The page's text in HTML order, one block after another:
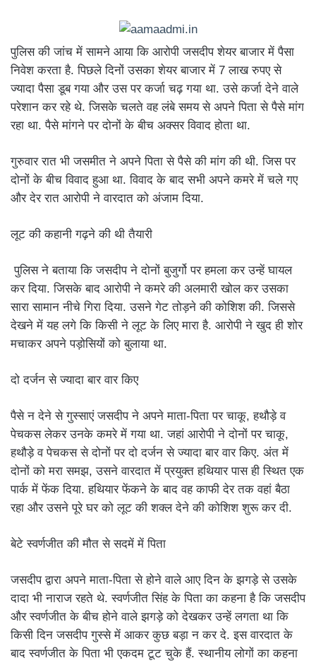
पुलिस की जांच में सामने आया कि आरोपी जसदीप शेयर बाजार में पैसा
निवेश करता है. पिछले दिनों उसका शेयर बाजार में 7 लाख रुपए से
ज्यादा पैसा डूब गया और उस पर कर्जा चढ़ गया था. उसे कर्जा देने वाले
परेशान कर रहे थे. जिसके चलते वह लंबे समय से अपने पिता से पैसे मांग
रहा था. पैसे मांगने पर दोनों के बीच अक्सर विवाद होता था.
गुरुवार रात भी जसमीत ने अपने पिता से पैसे की मांग की थी. जिस पर
दोनों के बीच विवाद हुआ था. विवाद के बाद सभी अपने कमरे में चले गए
और देर रात आरोपी ने वारदात को अंजाम दिया.
लूट की कहानी गढ़ने की थी तैयारी
पुलिस ने बताया कि जसदीप ने दोनों बुजुर्गो पर हमला कर उन्हें घायल
कर दिया. जिसके बाद आरोपी ने कमरे की अलमारी खोल कर उसका
सारा सामान नीचे गिरा दिया. उसने गेट तोड़ने की कोशिश की. जिससे
देखने में यह लगे कि किसी ने लूट के लिए मारा है. आरोपी ने खुद ही शोर
मचाकर अपने पड़ोसियों को बुलाया था.
दो दर्जन से ज्यादा बार वार किए
पैसे न देने से गुस्साएं जसदीप ने अपने माता-पिता पर चाकू, हथौड़े व
पेचकस लेकर उनके कमरे में गया था. जहां आरोपी ने दोनों पर चाकू,
हथौड़े व पेचकस से दोनों पर दो दर्जन से ज्यादा बार वार किए. अंत में
दोनों को मरा समझ, उसने वारदात में प्रयुक्त हथियार पास ही स्थित एक
पार्क में फेंक दिया. हथियार फेंकने के बाद वह काफी देर तक वहां बैठा
रहा और उसने पूरे घर को लूट की शक्ल देने की कोशिश शुरू कर दी.
बेटे स्वर्णजीत की मौत से सदमें में पिता
जसदीप द्वारा अपने माता-पिता से होने वाले आए दिन के झगड़े से उसके
दादा भी नाराज रहते थे. स्वर्णजीत सिंह के पिता का कहना है कि जसदीप
और स्वर्णजीत के बीच होने वाले झगड़े को देखकर उन्हें लगता था कि
किसी दिन जसदीप गुस्से में आकर कुछ बड़ा न कर दे. इस वारदात के
बाद स्वर्णजीत के पिता भी एकदम टूट चुके हैं. स्थानीय लोगों का कहना